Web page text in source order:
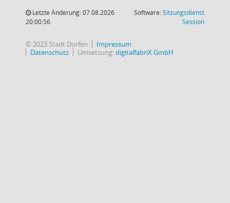
Letzte Änderung: 07.08.2026
20:00:56
Software:Sitzungsdienst
Session(Wird in
© 2023 Stadt Dorfen
Impressum
Datenschutz
Umsetzung:digitalfabriX GmbH